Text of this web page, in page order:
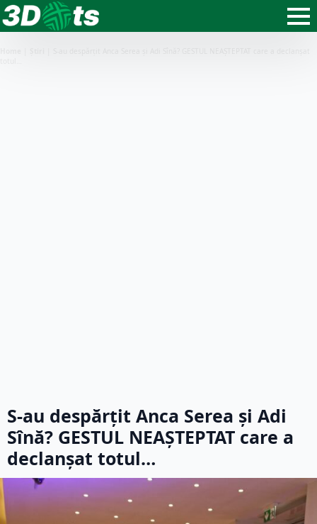
S-au despărțit Anca Serea și Adi
Sînă? GESTUL NEAȘTEPTAT care a
declanșat totul…